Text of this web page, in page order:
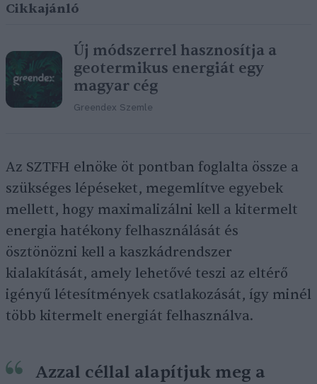
Cikkajánló
Új módszerrel hasznosítja a
geotermikus energiát egy
magyar cég
Greendex Szemle
Az SZTFH elnöke öt pontban foglalta össze a
szükséges lépéseket, megemlítve egyebek
mellett, hogy maximalizálni kell a kitermelt
energia hatékony felhasználását és
ösztönözni kell a kaszkádrendszer
kialakítását, amely lehetővé teszi az eltérő
igényű létesítmények csatlakozását, így minél
több kitermelt energiát felhasználva.
Azzal céllal alapítjuk meg a